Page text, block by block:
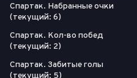
Спартак. Набранные очки
(текущий: 6)
Спартак. Кол-во побед
(текущий: 2)
Спартак. Забитые голы
(текущий: 5)